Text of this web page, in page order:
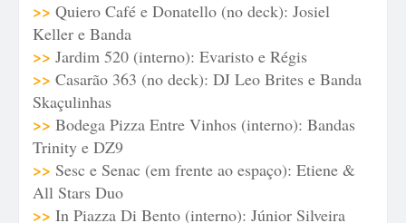
>> Quiero Café e Donatello (no deck): Josiel
Keller e Banda
>> Jardim 520 (interno): Evaristo e Régis
>> Casarão 363 (no deck): DJ Leo Brites e Banda
Skaçulinhas
>> Bodega Pizza Entre Vinhos (interno): Bandas
Trinity e DZ9
>> Sesc e Senac (em frente ao espaço): Etiene &
All Stars Duo
>> In Piazza Di Bento (interno): Júnior Silveira